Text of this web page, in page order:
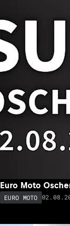
Euro Moto
EURO MOTO